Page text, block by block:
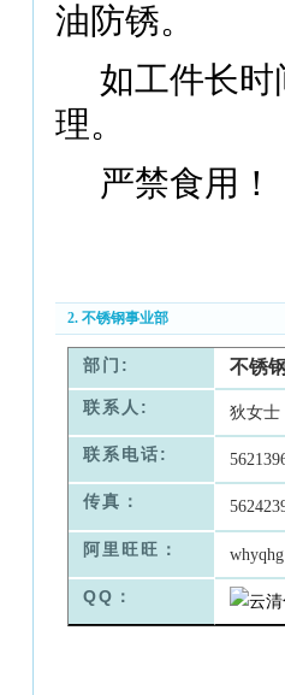
油防锈。
如工件长
理。
严禁食用！
2. 不锈钢事业部
部门: 不锈
联系人: 狄女士
联系电话:
传真：
阿里旺旺： whyqhg
QQ：